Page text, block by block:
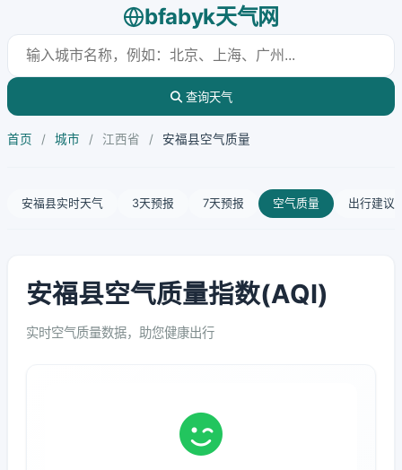
bfabyk天气网
查询天气
首页 / 城市 / 江西省 / 安福县空气质量
安福县实时天气 3天预报 7天预报 空气质量 出行建议
安福县空气质量指数(AQI)
实时空气质量数据，助您健康出行